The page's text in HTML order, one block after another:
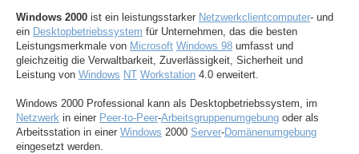
Windows 2000 ist ein leistungsstarker Netzwerkclientcomputer- und
ein Desktopbetriebssystem für Unternehmen, das die besten
Leistungsmerkmale von Microsoft Windows 98 umfasst und
gleichzeitig die Verwaltbarkeit, Zuverlässigkeit, Sicherheit und
Leistung von Windows NT Workstation 4.0 erweitert.
Windows 2000 Professional kann als Desktopbetriebssystem, im
Netzwerk in einer Peer-to-Peer-Arbeitsgruppenumgebung oder als
Arbeitsstation in einer Windows 2000 Server-Domänenumgebung
eingesetzt werden.